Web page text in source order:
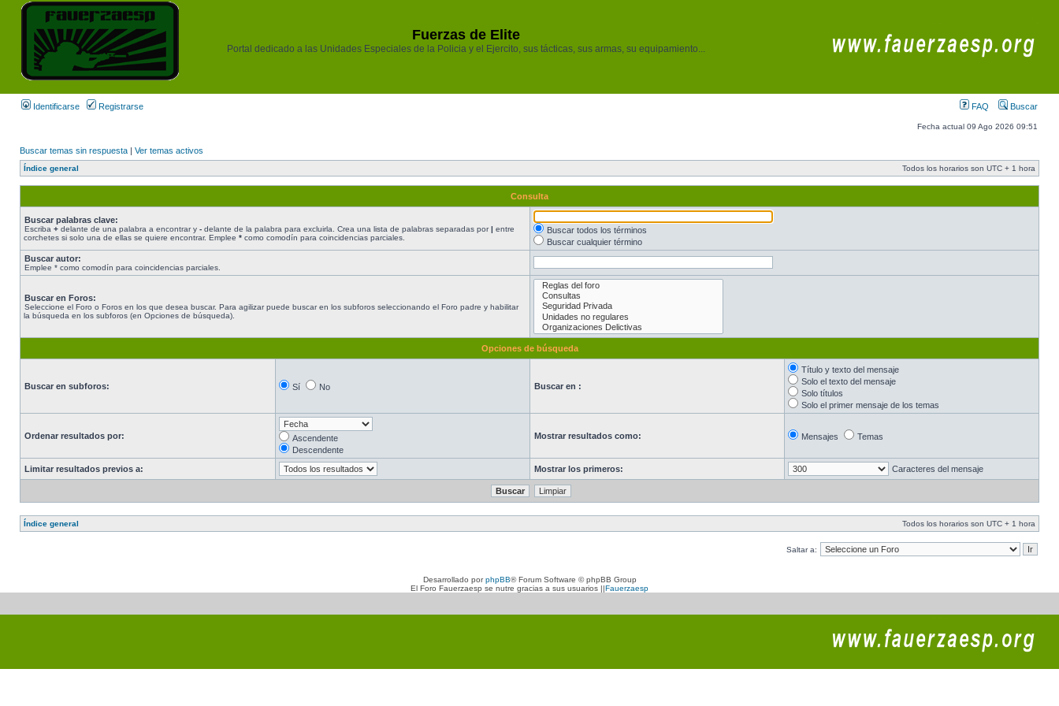
Fuerzas de Elite
Portal dedicado a las Unidades Especiales de la Policia y el Ejercito, sus tácticas, sus armas, su equipamiento...
Identificarse Registrarse FAQ Buscar
Fecha actual 09 Ago 2026 09:51
Buscar temas sin respuesta | Ver temas activos
Índice general Todos los horarios son UTC + 1 hora
Consulta
Buscar palabras clave:
Escriba + delante de una palabra a encontrar y - delante de la palabra para excluirla. Crea una lista de palabras separadas por| entre
corchetes si solo una de ellas se quiere encontrar. Emplee * como comodín para coincidencias parciales.
Buscar todos los términos
Buscar cualquier término
Buscar autor:
Emplee * como comodín para coincidencias parciales.
Buscar en Foros:
Seleccione el Foro o Foros en los que desea buscar. Para agilizar puede buscar en los subforos seleccionando el Foro padre y habilitar
la búsqueda en los subforos (en Opciones de búsqueda).
Opciones de búsqueda
Buscar en subforos: Sí No Buscar en :
Título y texto del mensaje
Solo el texto del mensaje
Solo títulos
Solo el primer mensaje de los temas
Ordenar resultados por:
Ascendente
Descendente
Mostrar resultados como: Mensajes Temas
Limitar resultados previos a: Mostrar los primeros: Caracteres del mensaje
Índice general Todos los horarios son UTC + 1 hora
Saltar a:
Desarrollado porphpBB® Forum Software © phpBB Group
El Foro Fauerzaesp se nutre gracias a sus usuarios ||Fauerzaesp